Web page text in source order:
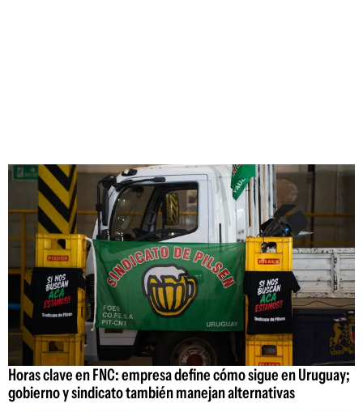
Horas clave en FNC: empresa define cómo sigue en Uruguay;
gobierno y sindicato también manejan alternativas